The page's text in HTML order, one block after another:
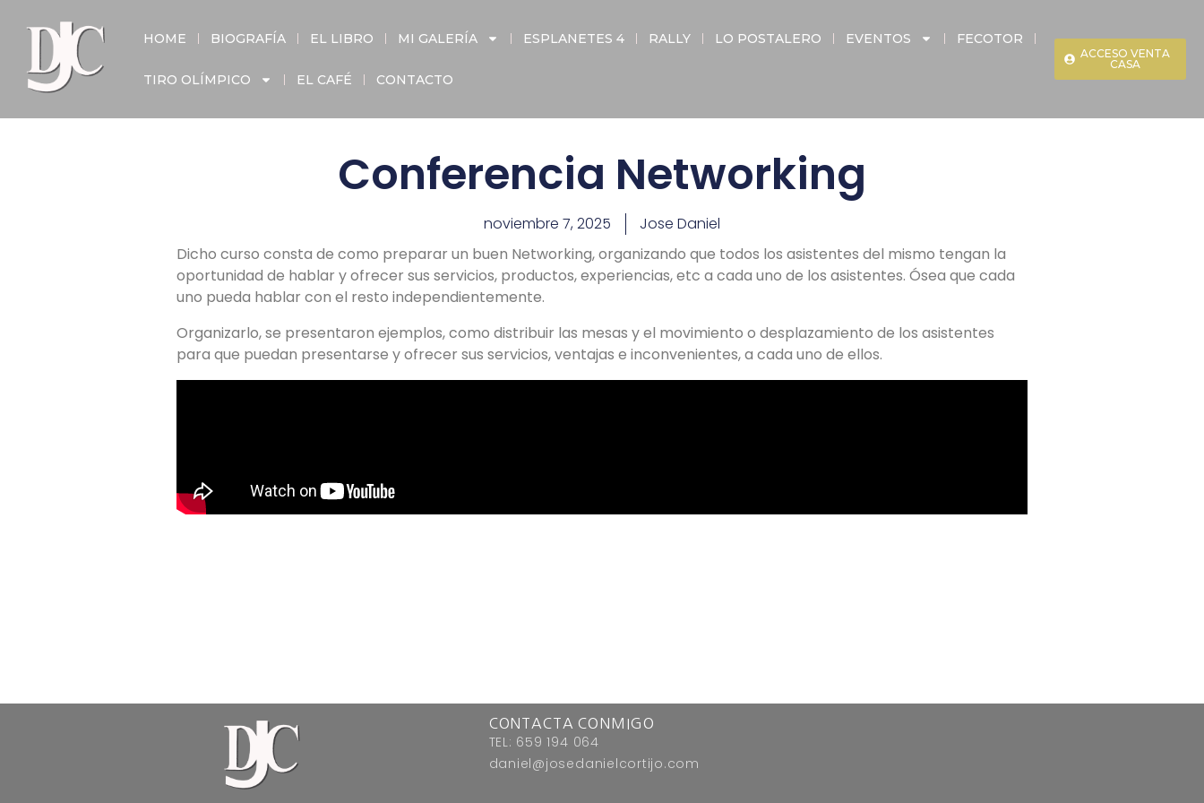
HOME BIOGRAFÍA EL LIBRO MI GALERÍA ESPLANETES 4 RALLY LO POSTALERO EVENTOS FECOTOR
TIRO OLÍMPICO EL CAFÉ CONTACTO
ACCESO VENTA
CASA
Conferencia Networking
noviembre 7, 2025
Jose Daniel
Dicho curso consta de como preparar un buen Networking, organizando que todos los asistentes del mismo tengan la
oportunidad de hablar y ofrecer sus servicios, productos, experiencias, etc a cada uno de los asistentes. Ósea que cada
uno pueda hablar con el resto independientemente.
Organizarlo, se presentaron ejemplos, como distribuir las mesas y el movimiento o desplazamiento de los asistentes
para que puedan presentarse y ofrecer sus servicios, ventajas e inconvenientes, a cada uno de ellos.
CONTACTA CONMIGO
TEL: 659 194 064
daniel@josedanielcortijo.com